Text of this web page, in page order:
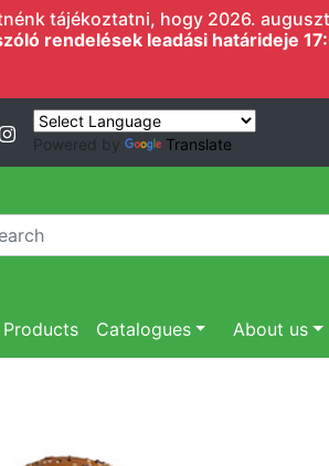
tájékoztatni, hogy 2026.
rendelések leadási határideje
Powered by Translate
Catalogues About us